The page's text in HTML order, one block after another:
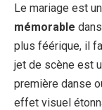
Le mariage est un
mémorable
plus féérique, il
jet de scène est
première danse
effet visuel